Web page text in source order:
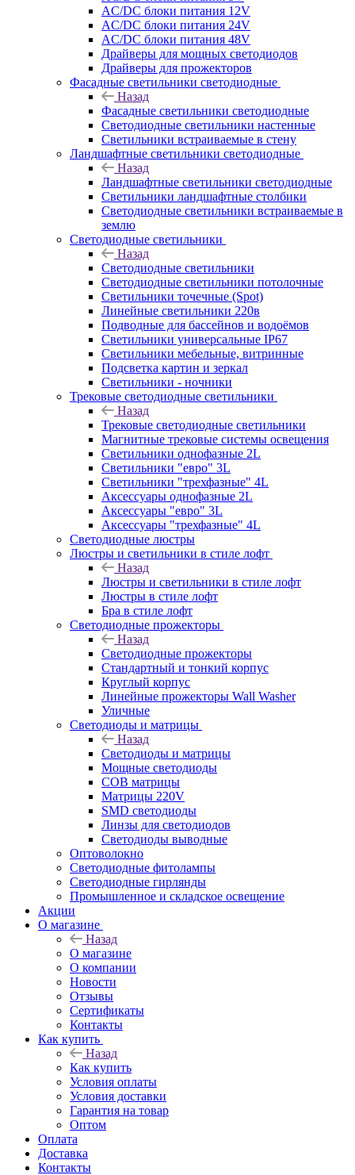
AC/DC блоки питания 12V
AC/DC блоки питания 24V
AC/DC блоки питания 48V
Драйверы для мощных светодиодов
Драйверы для прожекторов
Фасадные светильники светодиодные
Назад
Фасадные светильники светодиодные
Светодиодные светильники настенные
Светильники встраиваемые в стену
Ландшафтные светильники светодиодные
Назад
Ландшафтные светильники светодиодные
Светильники ландшафтные столбики
Светодиодные светильники встраиваемые в
землю
Светодиодные светильники
Назад
Светодиодные светильники
Светодиодные светильники потолочные
Светильники точечные (Spot)
Линейные светильники 220в
Подводные для бассейнов и водоёмов
Светильники универсальные IP67
Светильники мебельные, витринные
Подсветка картин и зеркал
Светильники - ночники
Трековые светодиодные светильники
Назад
Трековые светодиодные светильники
Магнитные трековые системы освещения
Светильники однофазные 2L
Светильники "евро" 3L
Светильники "трехфазные" 4L
Аксессуары однофазные 2L
Аксессуары "евро" 3L
Аксессуары "трехфазные" 4L
Светодиодные люстры
Люстры и светильники в стиле лофт
Назад
Люстры и светильники в стиле лофт
Люстры в стиле лофт
Бра в стиле лофт
Светодиодные прожекторы
Назад
Светодиодные прожекторы
Стандартный и тонкий корпус
Круглый корпус
Линейные прожекторы Wall Washer
Уличные
Светодиоды и матрицы
Назад
Светодиоды и матрицы
Мощные светодиоды
COB матрицы
Матрицы 220V
SMD светодиоды
Линзы для светодиодов
Светодиоды выводные
Оптоволокно
Светодиодные фитолампы
Светодиодные гирлянды
Промышленное и складское освещение
Акции
О магазине
Назад
О магазине
О компании
Новости
Отзывы
Сертификаты
Контакты
Как купить
Назад
Как купить
Условия оплаты
Условия доставки
Гарантия на товар
Оптом
Оплата
Доставка
Контакты